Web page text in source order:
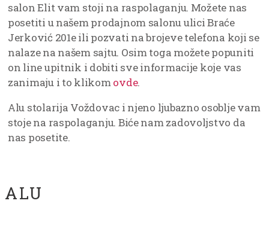
salon Elit vam stoji na raspolaganju. Možete nas
posetiti u našem prodajnom salonu ulici Braće
Jerković 201e ili pozvati na brojeve telefona koji se
nalaze na našem sajtu. Osim toga možete popuniti
on line upitnik i dobiti sve informacije koje vas
zanimaju i to klikomovde.
Alu stolarija Voždovac i njeno ljubazno osoblje vam
stoje na raspolaganju. Biće nam zadovoljstvo da
nas posetite.
ALU